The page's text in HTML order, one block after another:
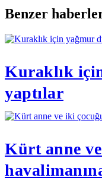
Benzer
Kuraklık
yaptılar
Kürt anne